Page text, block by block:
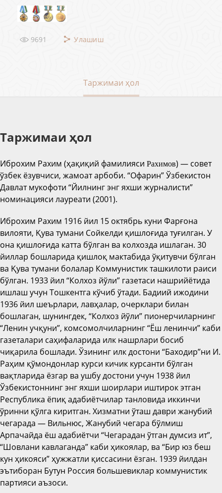
9691 Улашиш
Таржимаи ҳол
Таржимаи ҳол
Иброхим Рахим (ҳақиқий фамилияси Рахимов) — совет
ўзбек ёзувчиси, жамоат арбоби. “Офарин” Ўзбекистон
Давлат мукофоти “Йилнинг энг яхши журналисти”
номинацияси лауреати (2001).
Иброхим Рахим 1916 йил 15 октябрь куни Фарғона
вилояти, Қува тумани Сойкелди қишлоғида туғилган. У
она қишлоғида катта бўлган ва колхозда ишлаган. 30
йиллар бошларида қишлоқ мактабида ўқитувчи бўлган
ва Қува тумани болалар Коммунистик ташкилоти раиси
бўлган. 1933 йил “Колхоз йўли” газетаси нашрийётида
ишлаш учун Тошкентга кўчиб ўтади. Бадиий ижодини
1936 йил шеърлари, лавҳалар, очерклари билан
бошлаган, шунингдек, “Колхоз йўли” пионерчиларнинг
“Ленин учқуни”, комсомолчиларнинг “Ёш ленинчи” каби
газеталари саҳифаларида илк нашрлари босиб
чиқарила бошлади. Ўзининг илк достони “Баходир”ни И.
Раҳим қўмондонлар курси кичик курсанти бўлган
вақтларида ёзгар ва ушбу достони учун 1938 йил
Ўзбекистоннинг энг яхши шоирлари иштирок этган
Республика ёпиқ адабиётчилар танловида иккинчи
ўринни қўлга киритган. Хизматни ўташ даври жанубий
чегарада — Вильнюс, Жанубий чегара бўлмиш
Арпачайда ёш адабиётчи “Чегарадан ўтган думсиз ит”,
“Шовлани кавлаганда” каби ҳикоялар, ва “Бир юз беш
кун ҳикояси” ҳужжатли қиссасини ёзган. 1939 йилдан
эътиборан Бутун Россия большевиклар коммунистик
партияси аъзоси.